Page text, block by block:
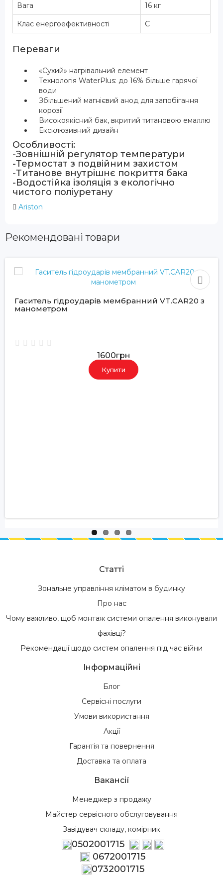
Вага 16 кг
Клас енергоефективності С
Переваги
«Сухий» нагрівальний елемент
Технологія WaterPlus: до 16% більше гарячої
води
Збільшений магнієвий анод для запобігання
корозії
Високоякісний бак, вкритий титановою емаллю
Ексклюзивний дизайн
Особливості:
-Зовнішній регулятор температури
-Термостат з подвійним захистом
-Титанове внутрішнє покриття бака
-Водостійка ізоляція з екологічно
чистого поліуретану
Ariston
Рекомендовані товари
Гаситель гідроударів мембранний VT.CAR20 з
манометром
1600грн
Купити
Статті
Зональне управління кліматом в будинку
Про нас
Чому важливо, щоб монтаж системи опалення виконували
фахівці?
Рекомендації щодо систем опалення під час війни
Інформаційні
Блог
Сервісні послуги
Умови використання
Акції
Гарантія та повернення
Доставка та оплата
Вакансії
Менеджер з продажу
Майстер сервісного обслуговування
Завідувач складу, комірник
0502001715
0672001715
0732001715